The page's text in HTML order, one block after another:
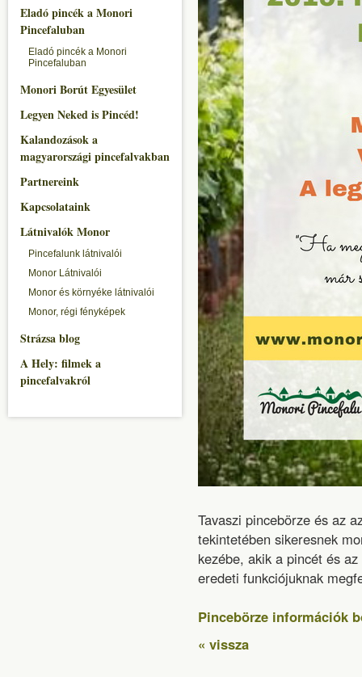
Eladó pincék a Monori
Pincefaluban
Eladó pincék a Monori
Pincefaluban
Monori Borút Egyesület
Legyen Neked is Pincéd!
Kalandozások a
magyarországi pincefalvakban
Partnereink
Kapcsolataink
Látnivalók Monor
Pincefalunk látnivalói
Monor Látnivalói
Monor és környéke látnivalói
Monor, régi fényképek
Strázsa blog
A Hely: filmek a
pincefalvakról
Tavaszi pincebörze és az
tekintetében sikeresnek
kezébe, akik a pincét és
eredeti funkciójuknak
Pincebörze információk
« vissza